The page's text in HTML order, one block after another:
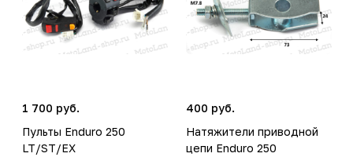
1 700 руб.
Пульты Enduro 250
LT/ST/EX
400 руб.
Натяжители приводной
цепи Enduro 250